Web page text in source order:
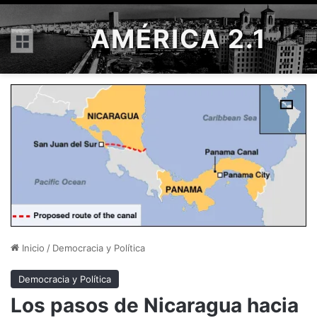
Menú AMÉRICA 2.1
Inicio / Democracia y Política
Democracia y Política
Los pasos de Nicaragua hacia